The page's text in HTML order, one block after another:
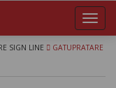
SIGN LINE
GATUPRATARE